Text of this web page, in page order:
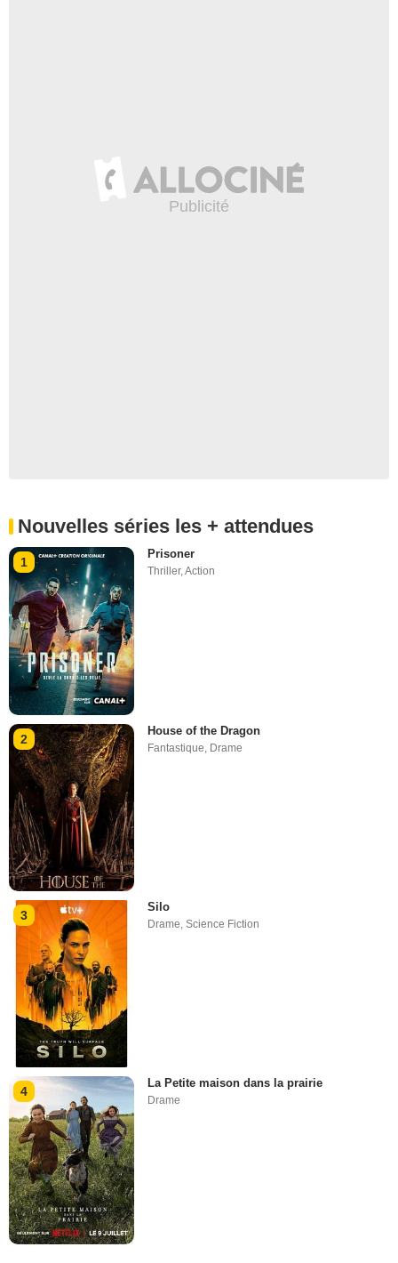
Nouvelles séries les + attendues
1
Prisoner
Thriller,Action
2
House of the Dragon
Fantastique Drame
3
Silo
Drame,Science Fiction
4
La Petite maison dans la prairie
Drame